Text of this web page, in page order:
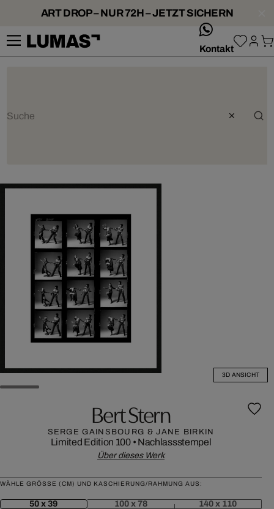
ART DROP – NUR 72H – JETZT SICHERN
Kontakt
3D ANSICHT
Bert Stern
SERGE GAINSBOURG & JANE BIRKIN
Limited Edition 100• Nachlassstempel
Über dieses Werk
WÄHLE GRÖSSE (CM) UND KASCHIERUNG/RAHMUNG AUS:
50 x 39 100 x 78 140 x 110